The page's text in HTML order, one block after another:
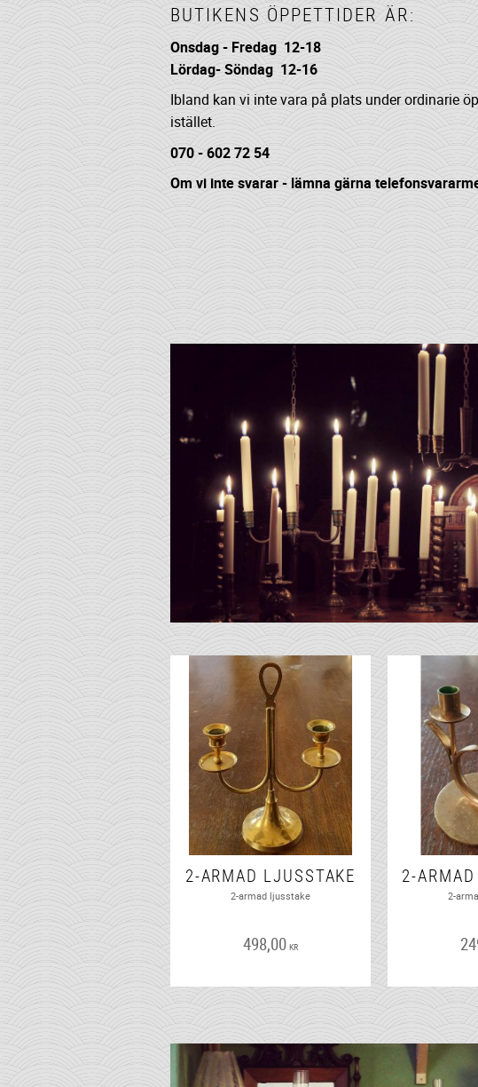
BUTIKENS ÖPPETTIDER ÄR:
Onsdag - Fredag 12-18
Lördag- Söndag 12-16
Ibland kan vi inte vara på plats under ordinarie
istället.
070 - 602 72 54
Om vi inte svarar - lämna gärna
2-ARMAD LJUSSTAKE
2-armad ljusstake
498,00 KR
2-
2-